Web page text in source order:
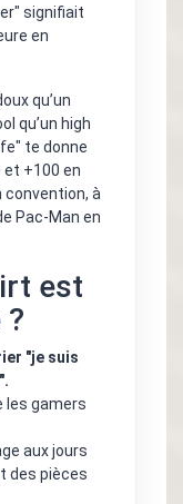
signifiait
en
qu’un
qu’un high
te donne
+100 en
convention, à
Pac-Man en
est
"je suis
les gamers
aux jours
des pièces